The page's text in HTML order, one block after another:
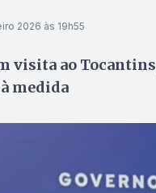
2026 às 19h55
visita ao
medida